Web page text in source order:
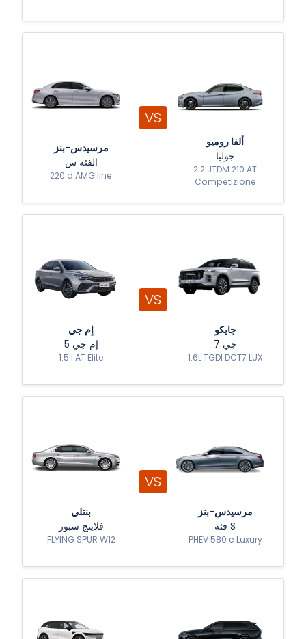
مرسيدس-بنز
الفئة س
220 d AMG line
VS
ألفا روميو
جوليا
2.2 JTDM 210 AT
Competizione
إم جي
إم جي 5
1.5 l AT Elite
VS
جايكو
جي 7
1.6L TGDI DCT7 LUX
بنتلي
فلاينج سبور
FLYING SPUR W12
VS
مرسيدس-بنز
فئة S
PHEV 580 e Luxury